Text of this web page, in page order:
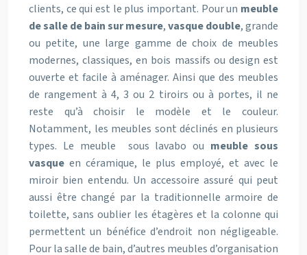
clients, ce qui est le plus important. Pour un meuble
de salle de bain sur mesure,vasque double, grande
ou petite, une large gamme de choix de meubles
modernes, classiques, en bois massifs ou design est
ouverte et facile à aménager. Ainsi que des meubles
de rangement à 4, 3 ou 2 tiroirs ou à portes, il ne
reste qu’à choisir le modèle et le couleur.
Notamment, les meubles sont déclinés en plusieurs
types. Le meuble sous lavabo ou meuble sous
vasque en céramique, le plus employé, et avec le
miroir bien entendu. Un accessoire assuré qui peut
aussi être changé par la traditionnelle armoire de
toilette, sans oublier les étagères et la colonne qui
permettent un bénéfice d’endroit non négligeable.
Pour la salle de bain, d’autres meubles d’organisation